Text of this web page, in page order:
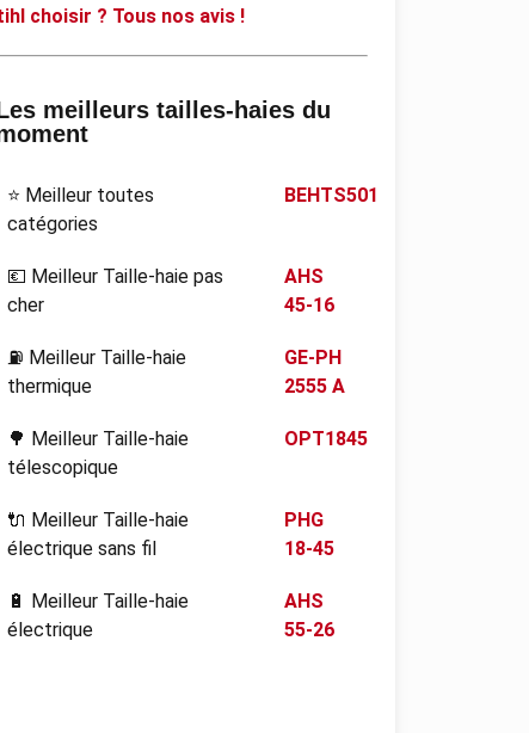
choisir ? Tous nos avis !
meilleurs tailles-haies du
⭐ Meilleur toutes
catégories
BEHTS501
💶 Meilleur Taille-haie pas
cher
AHS
45-16
⛽ Meilleur Taille-haie
thermique
GE-PH
2555 A
🌳 Meilleur Taille-haie
télescopique
OPT1845
🔌 Meilleur Taille-haie
électrique sans fil
PHG
18-45
🔋 Meilleur Taille-haie
électrique
AHS
55-26